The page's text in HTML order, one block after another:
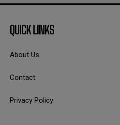
QUICK LINKS
About Us
Contact
Privacy Policy